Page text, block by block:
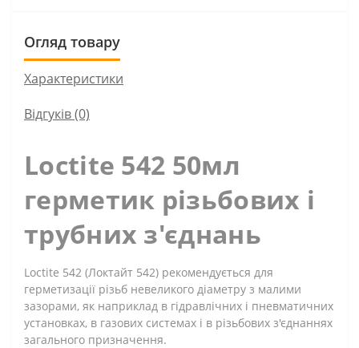
Огляд товару
Характеристики
Відгуків (0)
Loctite 542 50мл
герметик різьбових і
трубних з'єднань
Loctite 542 (Локтайт 542) рекомендується для
герметизації різьб невеликого діаметру з малими
зазорами, як наприклад в гідравлічних і пневматичних
установках, в газових системах і в різьбових з'єднаннях
загального призначення.